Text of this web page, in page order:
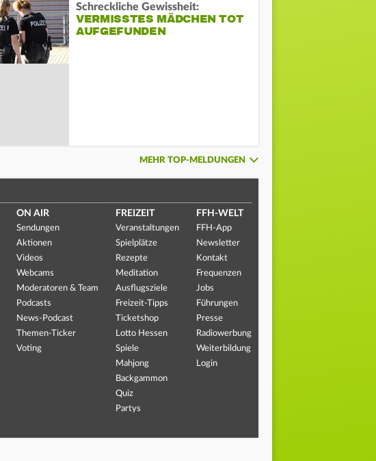
Schreckliche Gewissheit:
VERMISSTES MÄDCHEN TOT
AUFGEFUNDEN
MEHR TOP-MELDUNGEN
ON AIR
Sendungen
Aktionen
Videos
Webcams
Moderatoren & Team
Podcasts
News-Podcast
Themen-Ticker
Voting
FREIZEIT
Veranstaltungen
Spielplätze
Rezepte
Meditation
Ausflugsziele
Freizeit-Tipps
Ticketshop
Lotto Hessen
Spiele
Mahjong
Backgammon
Quiz
Partys
FFH-WELT
FFH-App
Newsletter
Kontakt
Frequenzen
Jobs
Führungen
Presse
Radiowerbung
Weiterbildung
Login